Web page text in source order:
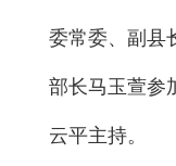
委常委、副县
部长马玉萱参
云平主持。